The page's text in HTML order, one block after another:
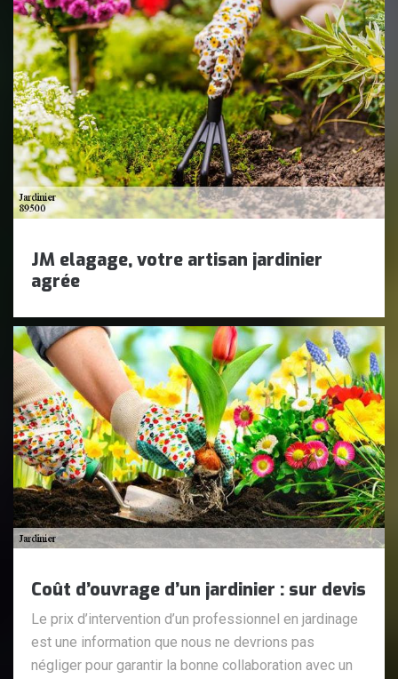
JM elagage, votre artisan jardinier
agrée
Coût d’ouvrage d’un jardinier : sur devis
Le prix d’intervention d’un professionnel en jardinage
est une information que nous ne devrions pas
négliger pour garantir la bonne collaboration avec un